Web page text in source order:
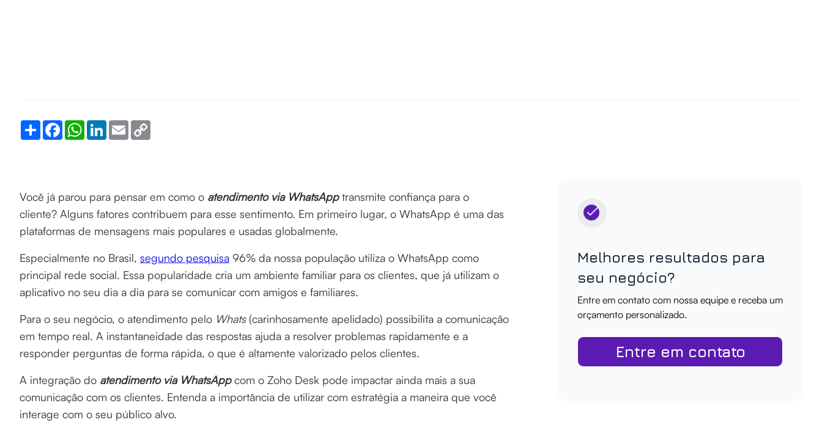
Share FacebookWhatsApp
LinkedInEmail
Você já parou para pensar em como o atendimento via WhatsApptransmite confiança para o
cliente? Alguns fatores contribuem para esse sentimento. Em primeiro lugar, o WhatsApp é uma das
plataformas de mensagens mais populares e usadas globalmente.
Especialmente no Brasil, segundo pesquisa 96% da nossa população utiliza o WhatsApp como
principal rede social. Essa popularidade cria um ambiente familiar para os clientes, que já utilizam o
aplicativo no seu dia a dia para se comunicar com amigos e familiares.
Para o seu negócio, o atendimento pelo Whats (carinhosamente apelidado) possibilita a comunicação
em tempo real. A instantaneidade das respostas ajuda a resolver problemas rapidamente e a
responder perguntas de forma rápida, o que é altamente valorizado pelos clientes.
A integração do atendimento via WhatsAppcom o Zoho Desk pode impactar ainda mais a sua
comunicação com os clientes. Entenda a importância de utilizar com estratégia a maneira que você
interage com o seu público alvo.
Melhores resultados para
seu negócio?
Entre em contato com nossa equipe e receba um
orçamento personalizado.
Entre em contato